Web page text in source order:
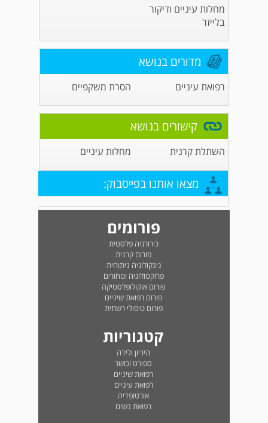
מחלות עיניים ודיקור
בלייזר
מדורים בנושא
רפואת עיניים הסרת משקפיים
קישורים בנושא
השתלת קרנית מחלות עיניים
מצאו אותנו בפייסבוק:
פורומים
כירורגיה פלסטית
פורום קרנית
גינקולוגיה ניתוחית
פרוקטולוגיה וטחורים
פורום אוקולופלסטיקה
פורום רפואת שיניים
פורום טיפולי רשתית
קטגוריות
היריון ולידה
ספורט וכושר
רפואת שיניים
רפואת עיניים
אורטופדיה
רפואת נשים